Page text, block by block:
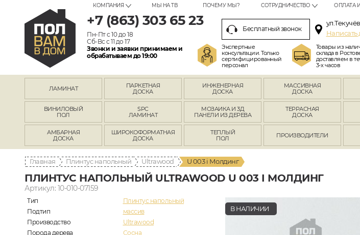
КОМПАНИЯ МЫ НА ТВ ПОЧЕМУ МЫ? СОТРУДНИЧЕСТВО ОПЛАТА
+7 (863) 303 65 23
Пн-Пт с 10 до 18
Сб-Вс с 11 до 17
Звонки и заявки принимаем и
обрабатываем до 19:00
Бесплатный звонок
Написать
Экспертные
консультации. Только
сертифицированный
персонал
Товары из
склада в
доставляем в
3-х часов
ЛАМИНАТ
ПАРКЕТНАЯ
ДОСКА
ИНЖЕНЕРНАЯ
ДОСКА
МАССИВНАЯ
ДОСКА
ВИНИЛОВЫЙ
ПОЛ
SPC
ЛАМИНАТ
МОЗАИКА И 3Д
ПАНЕЛИ ИЗ ДЕРЕВА
ТЕРРАСНАЯ
ДОСКА
АМБАРНАЯ
ДОСКА
ШИРОКОФОРМАТНАЯ
ДОСКА
ТЕПЛЫЙ
ПОЛ
ПРОИЗВОДИТЕЛИ
Главная Плинтус напольный Ultrawood U 003 i Молдинг
ПЛИНТУС НАПОЛЬНЫЙ ULTRAWOOD U 003 I МОЛДИНГ
Артикул: 10-010-07159
Тип
Плинтус напольный
Подтип
массив
Производство
Ultrawood
Порода дерева
Сосна
В НАЛИЧИИ